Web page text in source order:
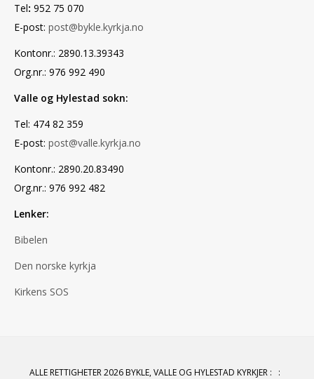
Tel: 952 75 070
E-post: post@bykle.kyrkja.no
Kontonr.: 2890.13.39343
Org.nr.: 976 992 490
Valle og Hylestad sokn:
Tel: 474 82 359
E-post: post@valle.kyrkja.no
Kontonr.: 2890.20.83490
Org.nr.: 976 992 482
Lenker:
Bibelen
Den norske kyrkja
Kirkens SOS
ALLE RETTIGHETER 2026 BYKLE, VALLE OG HYLESTAD KYRKJER : :